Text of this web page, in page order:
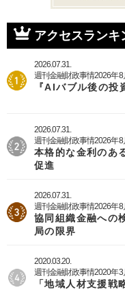
アクセスランキ
2026.07.31.
週刊金融財政事情2026年8
『AIバブル後の投
2026.07.31.
週刊金融財政事情2026年8
本格的な金利のあ
促進
2026.07.31.
週刊金融財政事情2026年8
協同組織金融への
局の限界
2020.03.20.
週刊金融財政事情2020年3
「地域人材支援